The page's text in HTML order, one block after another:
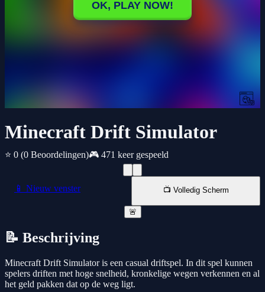
Minecraft Drift Simulator
⭐ 0 (0 Beoordelingen)🎮 471 keer gespeeld
📱 Nieuw venster 📺 Volledig Scherm
🚨
📝 Beschrijving
Minecraft Drift Simulator is een casual driftspel. In dit spel kunnen
spelers driften met hoge snelheid, kronkelige wegen verkennen en al
het geld pakken dat op de weg ligt.